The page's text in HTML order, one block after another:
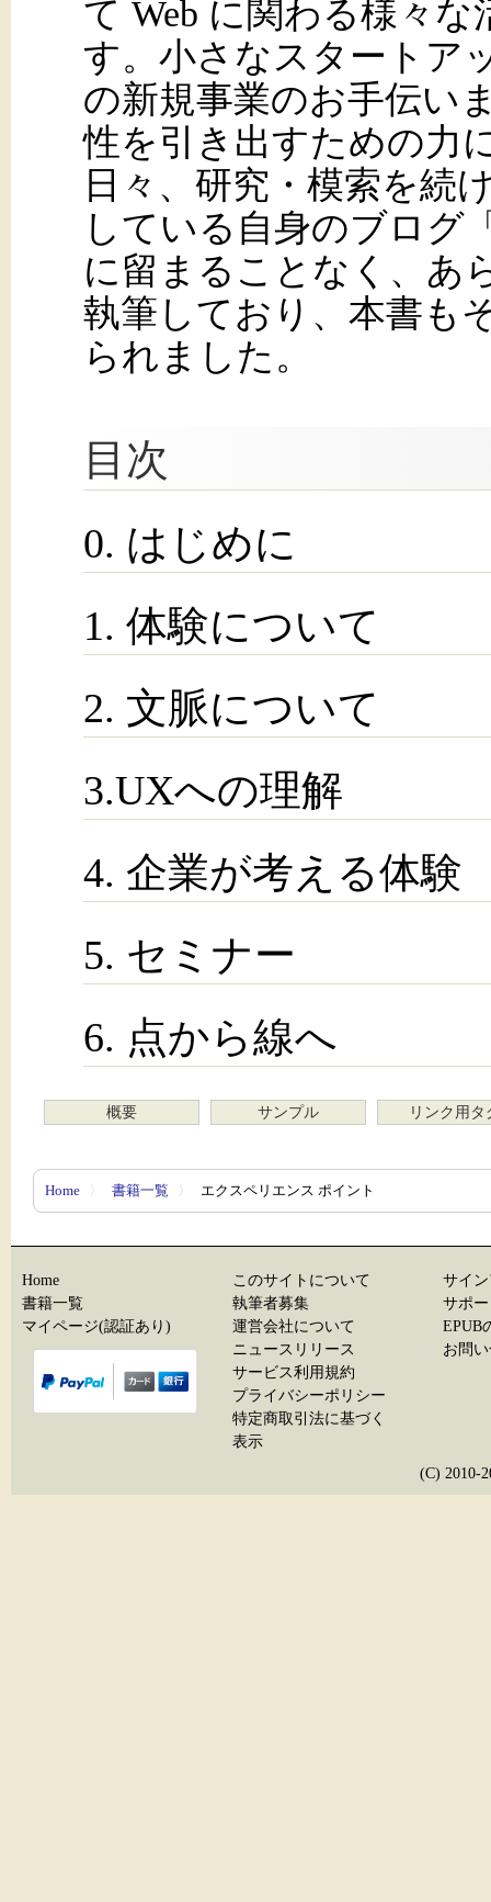
て Web に関わる様々
す。小さなスタートア
の新規事業のお手伝い
性を引き出すための力
日々、研究・模索を続
している自身のブログ
に留まることなく、あ
執筆しており、本書も
られました。
目次
0. はじめに
1. 体験について
2. 文脈について
3.UXへの理解
4. 企業が考える体験
5. セミナー
6. 点から線へ
概要 サンプル リンク用タ
Home 〉 書籍一覧 〉 エクスペリエンス ポイント
Home
書籍一覧
マイページ(認証あり)
このサイトについて
執筆者募集
運営会社について
ニュースリリース
サービス利用規約
プライバシーポリシー
特定商取引法に基づく
表示
サイ
サポ
EPUB
お問
(C) 2010-